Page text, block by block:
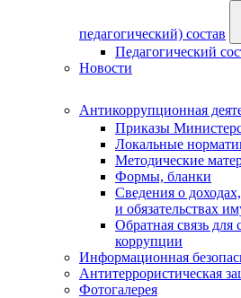
педагогический) состав
Педагогический
Новости
Антикоррупционная
Приказы
Локальные
Методические
Формы, бланки
Сведения о
и обязательствах
Обратная связь
коррупции
Информационная
Антитеррористическая
Фотогалерея